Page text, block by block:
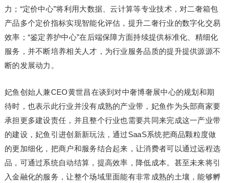
力；“定价中心”将利用大数据、云计算等专业技术，对二奢箱包
产品多个定价指标实现智能化评估，提升二奢行业的数字化交易
效率；“鉴定养护中心”在后端保障方面持续提供标准化、精细化
服务，并不断培养相关人才，为行业服务品质的提升提供源源不
断的发展动力。
妃鱼创始人兼CEO黄世昌在谈到对中奢博奢展中心的规划和期
待时，也表示此行业并没有成熟的产业带，妃鱼作为头部商家要
承担更多建设责任，并且整个行业也需要共同来完成这一产业带
的建设，妃鱼引进创新新玩法，通过SaaS系统把商品颗粒度做
的更加细化，把商户和服务结合起来，让消费者可以通过远程选
品，可通过系统自动结算，提高效率，降低成本。甚至未来将引
入金融化的服务，让整个场域里面能有非常成熟的土壤，能够孵